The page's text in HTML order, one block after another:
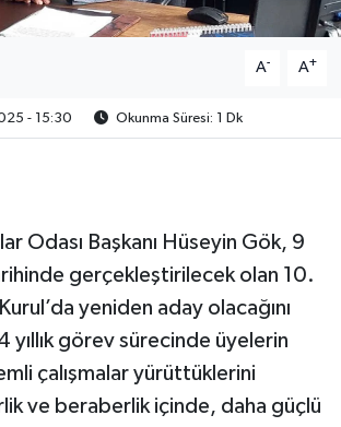
A- A+
- 15:30 Okunma Süresi: 1 Dk
Odası Başkanı Hüseyin Gök, 9
gerçekleştirilecek olan 10.
yeniden aday olacağını
yıllık görev sürecinde üyelerin
çalışmalar yürüttüklerini
ve beraberlik içinde, daha güçlü